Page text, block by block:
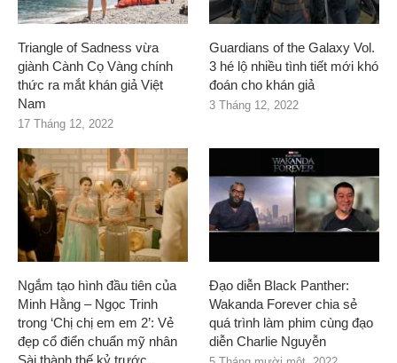
Triangle of Sadness vừa
giành Cành Cọ Vàng chính
thức ra mắt khán giả Việt
Nam
17 Tháng 12, 2022
Guardians of the Galaxy Vol.
3 hé lộ nhiều tình tiết mới khó
đoán cho khán giả
3 Tháng 12, 2022
Ngắm tạo hình đầu tiên của
Minh Hằng – Ngọc Trinh
trong ‘Chị chị em em 2’: Vẻ
đẹp cổ điển chuẩn mỹ nhân
Sài thành thế kỷ trước.
Đạo diễn Black Panther:
Wakanda Forever chia sẻ
quá trình làm phim cùng đạo
diễn Charlie Nguyễn